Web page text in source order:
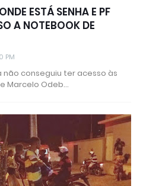
ESTÁ SENHA E PF
A NOTEBOOK DE
PM
conseguiu ter acesso às
Marcelo Odeb…